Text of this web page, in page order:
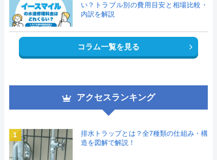
い？トラブル別の費用目安と相場比較・
内訳を解説
コラム一覧を見る
アクセスランキング
1
排水トラップとは？全7種類の仕組み・構
造を図解で解説！